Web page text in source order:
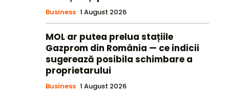
Business 1 August 2026
MOL ar putea prelua stațiile
Gazprom din România — ce indicii
sugerează posibila schimbare a
proprietarului
Business 1 August 2026